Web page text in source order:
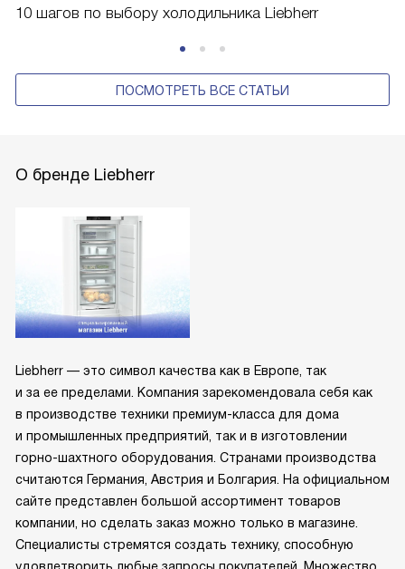
10 шагов по выбору холодильника Liebherr
ПОСМОТРЕТЬ ВСЕ СТАТЬИ
О бренде Liebherr
Liebherr — это символ качества как в Европе, так
и за ее пределами. Компания зарекомендовала себя как
в производстве техники премиум-класса для дома
и промышленных предприятий, так и в изготовлении
горно-шахтного оборудования. Странами производства
считаются Германия, Австрия и Болгария. На официальном
сайте представлен большой ассортимент товаров
компании, но сделать заказ можно только в магазине.
Специалисты стремятся создать технику, способную